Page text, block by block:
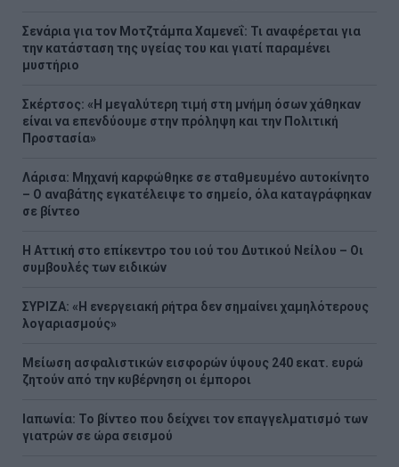
Σενάρια για τον Μοτζτάμπα Χαμενεΐ: Τι αναφέρεται για
την κατάσταση της υγείας του και γιατί παραμένει
μυστήριο
Σκέρτσος: «Η μεγαλύτερη τιμή στη μνήμη όσων χάθηκαν
είναι να επενδύουμε στην πρόληψη και την Πολιτική
Προστασία»
Λάρισα: Μηχανή καρφώθηκε σε σταθμευμένο αυτοκίνητο
– Ο αναβάτης εγκατέλειψε το σημείο, όλα καταγράφηκαν
σε βίντεο
Η Αττική στο επίκεντρο του ιού του Δυτικού Νείλου – Οι
συμβουλές των ειδικών
ΣΥΡΙΖΑ: «Η ενεργειακή ρήτρα δεν σημαίνει χαμηλότερους
λογαριασμούς»
Μείωση ασφαλιστικών εισφορών ύψους 240 εκατ. ευρώ
ζητούν από την κυβέρνηση οι έμποροι
Ιαπωνία: Το βίντεο που δείχνει τον επαγγελματισμό των
γιατρών σε ώρα σεισμού